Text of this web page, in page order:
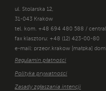
ul. Stolarska 12,
31-043 Kraków
tel. kom. +48 694 480 588 /
fax klasztoru: +48 (12) 423-00-80
e-mail: przeor.krakow [małpka]
Regulamin płatności
Polityka prywatności
Zasady zgłaszania intencji